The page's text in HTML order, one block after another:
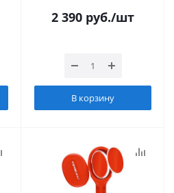
2 390 руб./шт
В корзину